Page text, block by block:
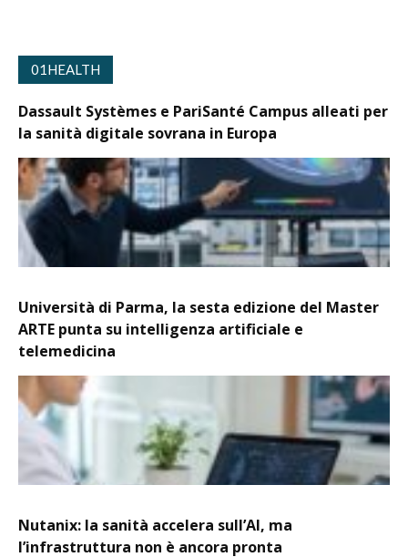
01HEALTH
Dassault Systèmes e PariSanté Campus alleati per
la sanità digitale sovrana in Europa
Università di Parma, la sesta edizione del Master
ARTE punta su intelligenza artificiale e
telemedicina
Nutanix: la sanità accelera sull’AI, ma
l’infrastruttura non è ancora pronta